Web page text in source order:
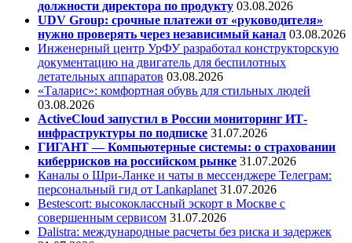
должности директора по продукту 03.08.2026
UDV Group: срочные платежи от «руководителя»
нужно проверять через независимый канал 03.08.2026
Инженерный центр УрФУ разработал конструкторскую
документацию на двигатель для беспилотных
летательных аппаратов 03.08.2026
«Таларис»: комфортная обувь для стильных людей
03.08.2026
ActiveCloud запустил в России мониторинг ИТ-
инфраструктуры по подписке 31.07.2026
ГИГАНТ — Компьютерные системы: о страховании
киберрисков на российском рынке 31.07.2026
Каналы о Шри-Ланке и чаты в мессенджере Телеграм:
персональный гид от Lankaplanet 31.07.2026
Bestescort: высококлассный эскорт в Москве с
совершенным сервисом 31.07.2026
Dalistra: международные расчеты без риска и задержек